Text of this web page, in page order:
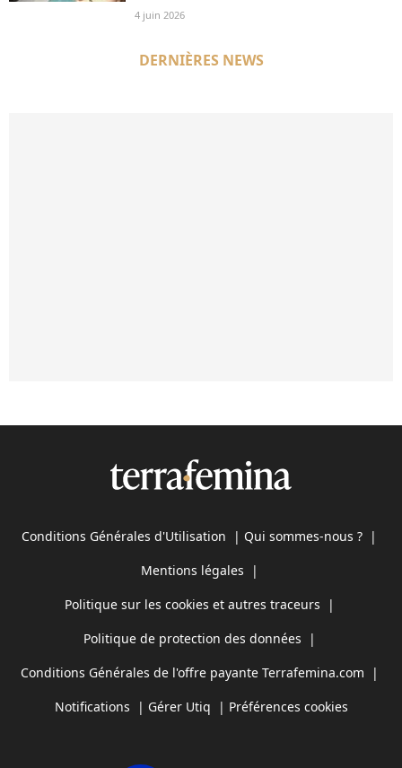
4 juin 2026
DERNIÈRES NEWS
Conditions Générales d'Utilisation | Qui sommes-nous ? |
Mentions légales |
Politique sur les cookies et autres traceurs |
Politique de protection des données |
Conditions Générales de l'offre payante Terrafemina.com |
Notifications | Gérer Utiq | Préférences cookies